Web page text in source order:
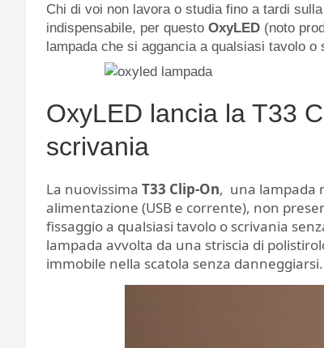
Chi di voi non lavora o studia fino a tardi
indispensabile, per questo OxyLED (noto
lampada che si aggancia a qualsiasi tavolo
OxyLED lancia la T33
scrivania
La nuovissima T33 Clip-On, una lampada
alimentazione (USB e corrente), non
fissaggio a qualsiasi tavolo o scrivania
lampada avvolta da una striscia di
immobile nella scatola senza danneggiarsi.